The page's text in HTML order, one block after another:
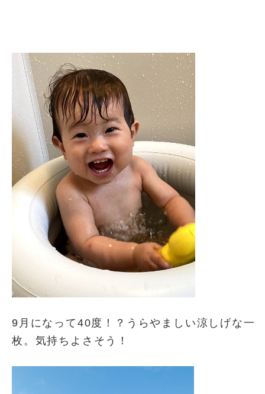
9月になって40度！？うらやましい涼しげな一
枚。気持ちよさそう！